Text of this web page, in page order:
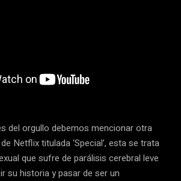
del orgullo debemos mencionar otra
Netflix titulada ‘Special’, esta se trata
que sufre de parálisis cerebral leve
su historia y pasar de ser un